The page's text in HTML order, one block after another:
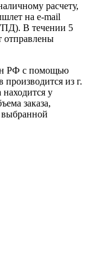
расчету,
на e-mail
В течении 5
отправлены
РФ с помощью
из г.
у
заказа,
выбранной